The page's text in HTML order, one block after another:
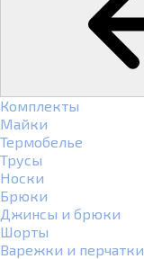
Комплекты
Майки
Термобелье
Трусы
Носки
Брюки
Джинсы и брюки
Шорты
Варежки и перчатки